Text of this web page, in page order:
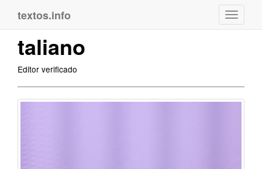
textos.info
taliano
Editor verificado